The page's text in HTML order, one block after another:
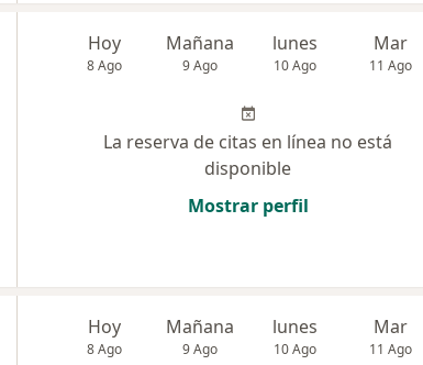
Hoy
8 Ago
Mañana
9 Ago
lunes
10 Ago
Mar
11 Ago
La reserva de citas en línea no está
disponible
Mostrar perfil
Hoy
8 Ago
Mañana
9 Ago
lunes
10 Ago
Mar
11 Ago